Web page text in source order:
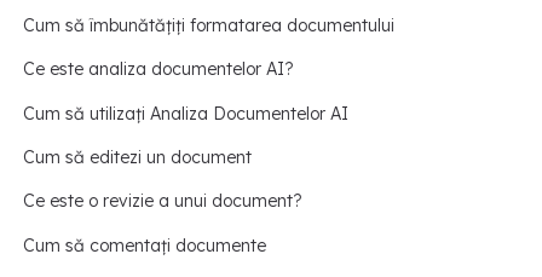
Cum să îmbunătățiți formatarea documentului
Ce este analiza documentelor AI?
Cum să utilizați Analiza Documentelor AI
Cum să editezi un document
Ce este o revizie a unui document?
Cum să comentați documente